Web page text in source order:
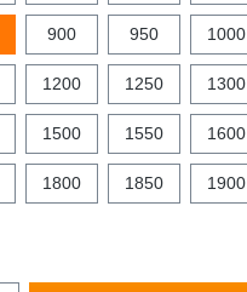
900 950 1000
1200 1250 1300
1500 1550 1600
1800 1850 1900